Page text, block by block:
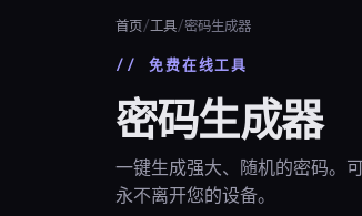
首页/工具/密码生成器
// 免费在线工具
密码生成器
一键生成强大、随机的密码。
永不离开您的设备。